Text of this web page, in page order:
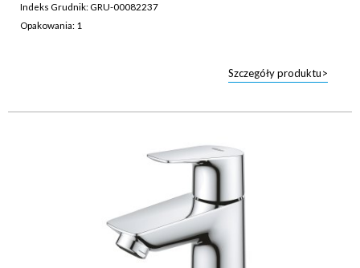
Indeks Grudnik: GRU-00082237
Opakowania: 1
Szczegóły produktu>